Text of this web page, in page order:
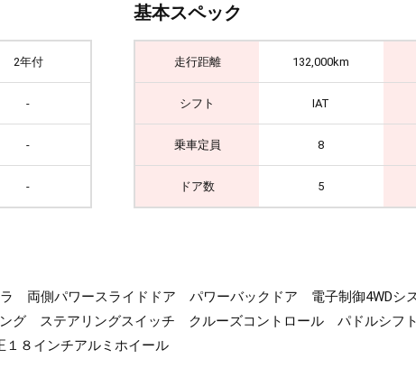
2年付
-
-
-
基本スペック
走行距離 132,000km
シフト IAT
乗車定員 8
ドア数 5
ラ 両側パワースライドドア パワーバックドア 電子制御4WD
ング ステアリングスイッチ クルーズコントロール パドルシ
８インチアルミホイール